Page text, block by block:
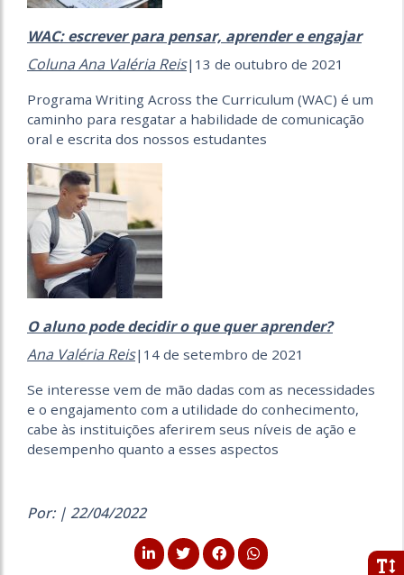
WAC: escrever para pensar, aprender e engajar
Coluna Ana Valéria Reis|13 de outubro de 2021
Programa Writing Across the Curriculum (WAC) é um
caminho para resgatar a habilidade de comunicação
oral e escrita dos nossos estudantes
O aluno pode decidir o que quer aprender?
Ana Valéria Reis|14 de setembro de 2021
Se interesse vem de mão dadas com as necessidades
e o engajamento com a utilidade do conhecimento,
cabe às instituições aferirem seus níveis de ação e
desempenho quanto a esses aspectos
Por: | 22/04/2022